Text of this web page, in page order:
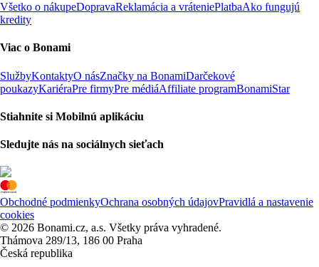
Všetko o nákupeDopravaReklamácia a vráteniePlatbaAko fungujú
kredity
Viac o Bonami
SlužbyKontaktyO násZnačky na BonamiDarčekové
poukazyKariéraPre firmyPre médiáAffiliate programBonamiStar
Stiahnite si Mobilnú aplikáciu
Sledujte nás na sociálnych sieťach
Obchodné podmienkyOchrana osobných údajovPravidlá a nastavenie
cookies
© 2026 Bonami.cz, a.s. Všetky práva vyhradené.
Thámova 289/13, 186 00 Praha
Česká republika